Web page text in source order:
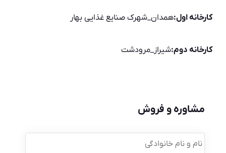
کارخانه اول:همدان_شهرک صنایع غذایی بهار
کارخانه دوم:شیراز_مرودشت
مشاوره و فروش
نام
و